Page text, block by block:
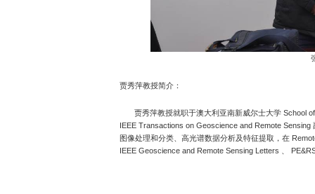
贾秀萍教授简介：
贾秀萍教授就职于澳大利亚南新威尔士大学 School of
IEEE Transactions on Geoscience and Remote
图像处理和分类、高光谱数据分析及特征提取，在
IEEE Geoscience and Remote Sensing Letters 、